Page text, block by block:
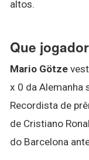
altos.
Que
Mario Götze
x 0 da Alemanha
Recordista de
de Cristiano
do Barcelona